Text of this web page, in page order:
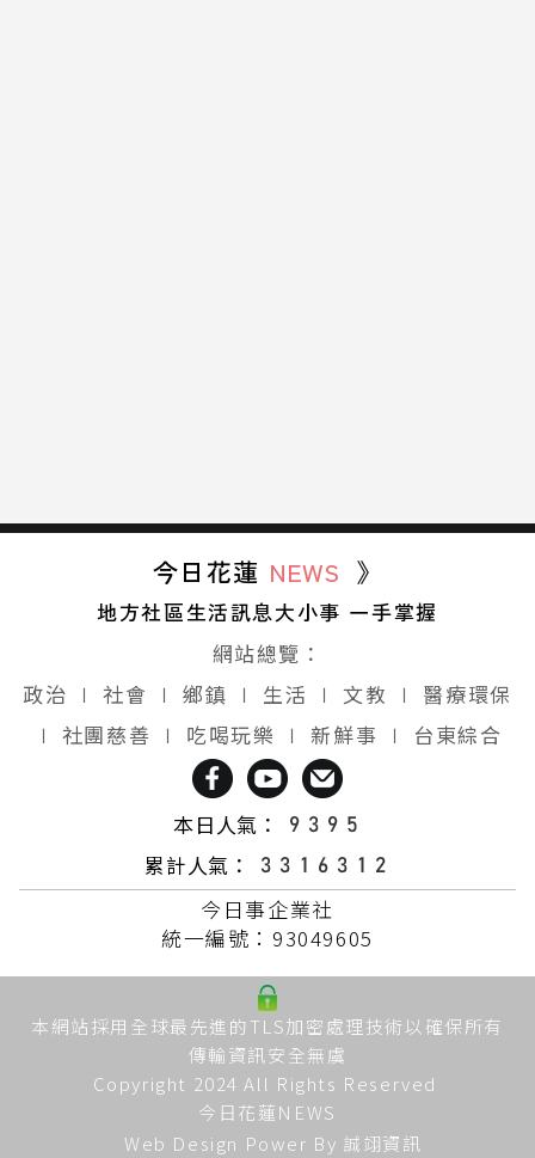
今日花蓮 NEWS 》
地方社區生活訊息大小事 一手掌握
網站總覽：
政治 ∣ 社會 ∣ 鄉鎮 ∣ 生活 ∣ 文教 ∣
醫療環保
∣ 社團慈善 ∣ 吃喝玩樂 ∣ 新鮮事 ∣ 台東綜合
本日人氣：
累計人氣：
今日事企業社
統一編號：93049605
本網站採用全球最先進的TLS加密處理技術以確保所有
傳輸資訊安全無虞
Copyright 2024 All Rights Reserved
今日花蓮NEWS
Web Design Power By 誠翊資訊